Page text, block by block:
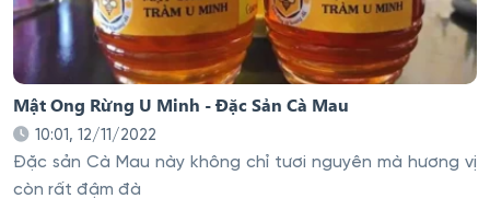
Mật Ong Rừng U Minh - Đặc Sản Cà Mau
10:01, 12/11/2022
Đặc sản Cà Mau này không chỉ tươi nguyên mà hương vị
còn rất đậm đà